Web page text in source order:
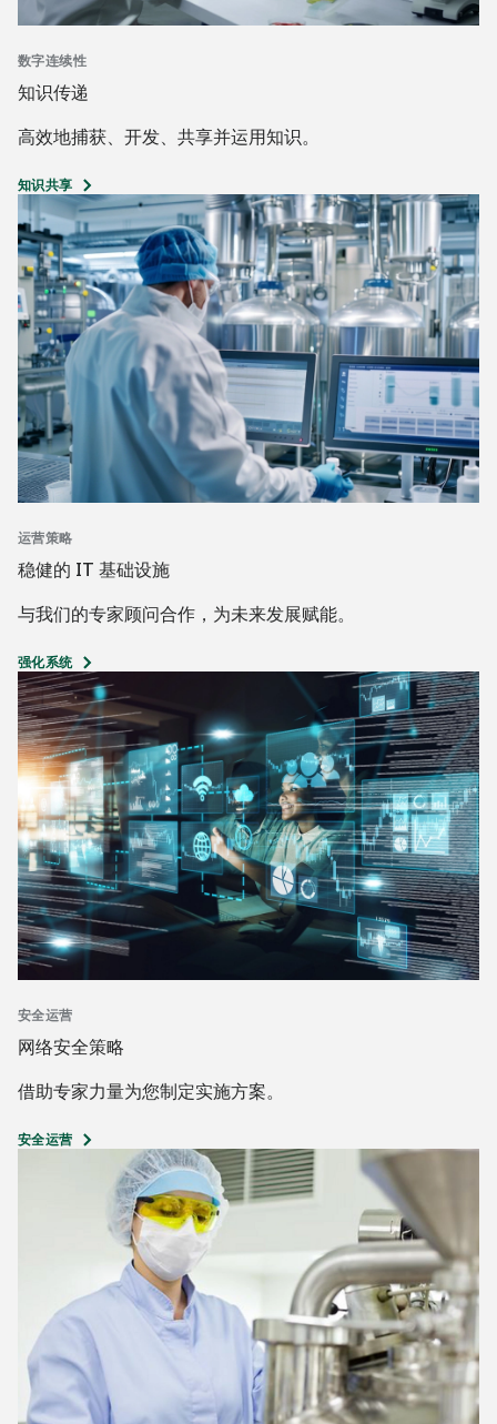
数字连续性
知识传递
高效地捕获、开发、共享并运用知识。
知识共享
运营策略
稳健的 IT 基础设施
与我们的专家顾问合作，为未来发展赋能。
强化系统
安全运营
网络安全策略
借助专家力量为您制定实施方案。
安全运营